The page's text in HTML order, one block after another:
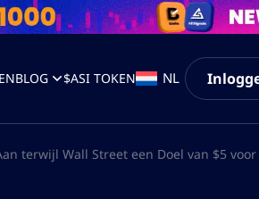
BLOG $ASI TOKEN NL
terwijl Wall Street een Doel van $5